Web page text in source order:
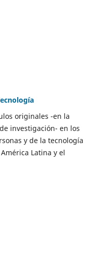
originales -en la
investigación- en los
y de la tecnología
Latina y el